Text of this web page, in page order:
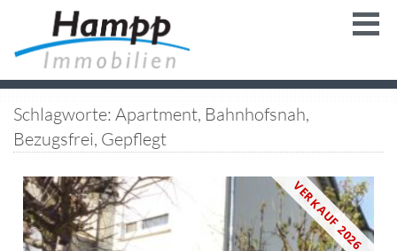
Schlagworte: Apartment, Bahnhofsnah,
Bezugsfrei, Gepflegt
VERKAUF 2026